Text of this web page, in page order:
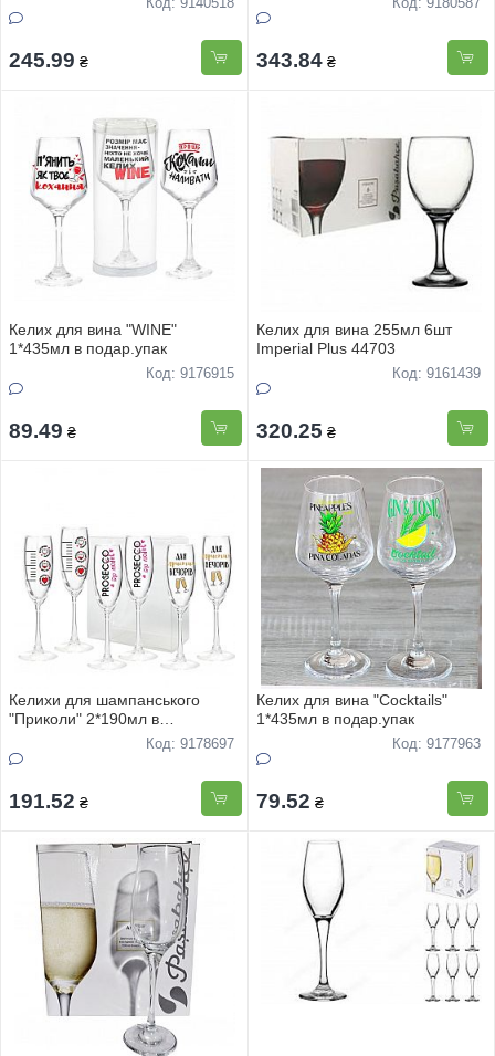
Код: 9140518
245.99 ₴
Код: 9180587
343.84 ₴
Келих для вина "WINE"
1*435мл в подар.упак
Код: 9176915
89.49 ₴
Келих для вина 255мл 6шт
Imperial Plus 44703
Код: 9161439
320.25 ₴
Келихи для шампанського
"Приколи" 2*190мл в
Код: 9178697
191.52 ₴
Келих для вина "Сocktails"
1*435мл в подар.упак
Код: 9177963
79.52 ₴